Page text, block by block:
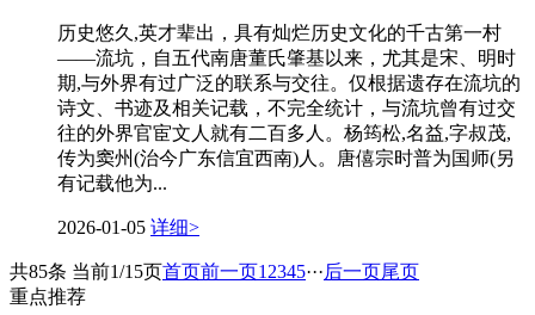
历史悠久,英才辈出，具有灿烂历史文化的千古第一村
——流坑，自五代南唐董氏肇基以来，尤其是宋、明时
期,与外界有过广泛的联系与交往。仅根据遗存在流坑的
诗文、书迹及相关记载，不完全统计，与流坑曾有过交
往的外界官宦文人就有二百多人。杨筠松,名益,字叔茂,
传为窦州(治今广东信宜西南)人。唐僖宗时普为国师(另
有记载他为...
2026-01-05 详细>
共85条 当前1/15页首页前一页1 2345···后一页尾页
重点推荐